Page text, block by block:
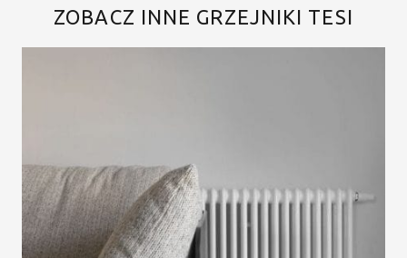
ZOBACZ INNE GRZEJNIKI TESI